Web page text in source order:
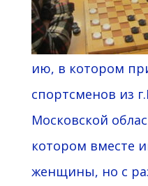
ию, в котором
спортсменов из
Московской
котором вместе
женщины, но с